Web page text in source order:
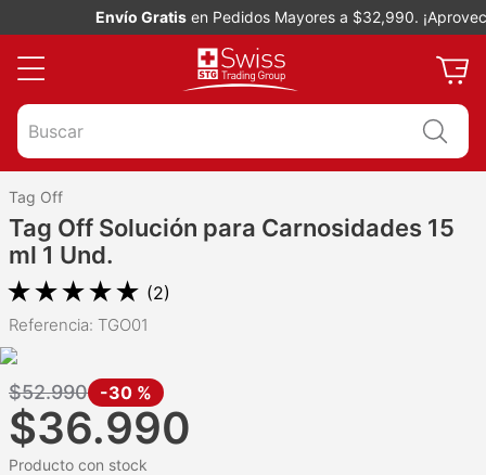
Envío Gratisen Pedidos Mayores a $32,990.
Buscar
Tag Off
Tag Off Solución para Carnosidades 15
ml 1 Und.
★★★★★ (2)
Referencia: TGO01
$52.990 -30 %
$36.990
Producto con stock